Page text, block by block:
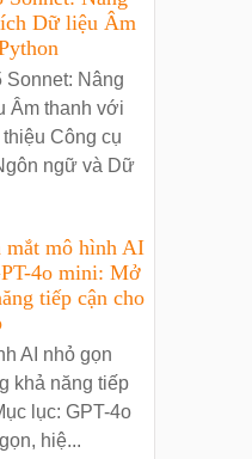
Dữ liệu Âm
Sonnet: Nâng
Âm thanh với
Công cụ
ngữ và Dữ
mắt mô hình AI
4o mini: Mở
tiếp cận cho
AI nhỏ gọn
khả năng tiếp
lục: GPT-4o
hiệ...